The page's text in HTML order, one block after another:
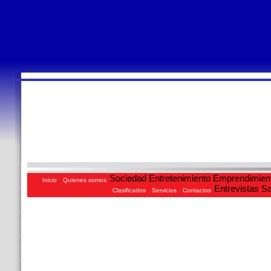
Inicio Quienes somos Sociedad Entretenimiento
Entrevistas
Clasificados Servicios Contactos